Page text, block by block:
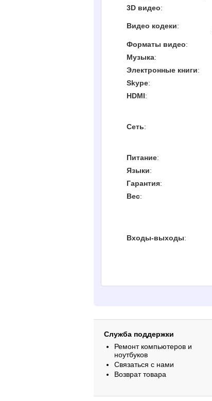
3D видео:
Видео кодеки:
Форматы видео:
Музыка:
Электронные книги:
Skype:
HDMI:
Сеть:
Питание:
Языки:
Гарантия:
Вес:
Входы-выходы:
Служба поддержки
Ремонт компьютеров и
ноутбуков
Связаться с нами
Возврат товара